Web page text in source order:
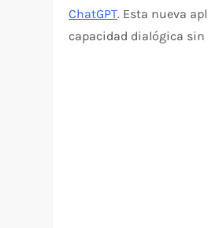
ChatGPT. Esta nueva
capacidad dialógica sin